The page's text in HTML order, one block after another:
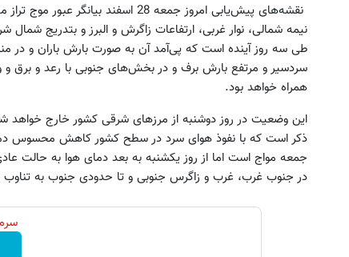
نقشه‌های پیش‌یابی امروز جمعه 28 اسفند بیانگر عبور
نیمه شمالی، نوار غربی، ارتفاعات زاگرش و البرز و بتدریج شمال
طی سه روز آینده است که پی‌آمد آن به صورت بارش باران و در
سردسیر و مرتفع بارش برف و در بخش‌های جنوبی با رعد و برق و
همراه خواهد بود.
این وضعیت در روز دوشنبه از مرزهای شرقی کشور خارج خواهد
ذکر است که با نفوذ هوای سرد در سطح کشور کاهش محسوس دما
در جنوب غرب، غرب و زاگرس جنوبی و تا حدودی جنوب به